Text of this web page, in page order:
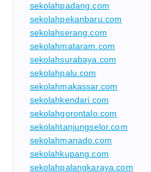
sekolahpadang.com
sekolahpekanbaru.com
sekolahserang.com
sekolahmataram.com
sekolahsurabaya.com
sekolahpalu.com
sekolahmakassar.com
sekolahkendari.com
sekolahgorontalo.com
sekolahtanjungselor.com
sekolahmanado.com
sekolahkupang.com
sekolahpalangkaraya.com